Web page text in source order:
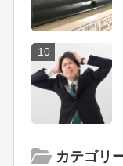
10
カテゴリ